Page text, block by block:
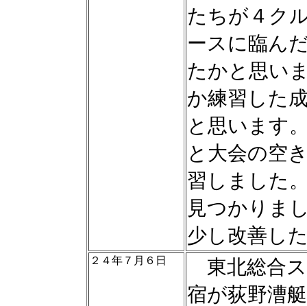
たちが４ク
ースに臨ん
たかと思い
か練習した
と思います
と大会の空
習しました
見つかりま
少し改善し
２４年７月６日
東北総合
宿が荻野漕